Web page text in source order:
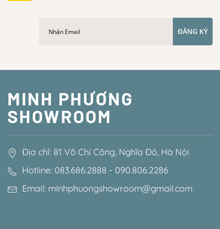
ĐĂNG KÝ
MINH PHƯƠNG
SHOWROOM
Địa chỉ: 81 Võ Chí Công, Nghĩa Đô, Hà Nội
Hotline: 083.686.2888 - 090.806.2286
Email: minhphuongshowroom@gmail.com